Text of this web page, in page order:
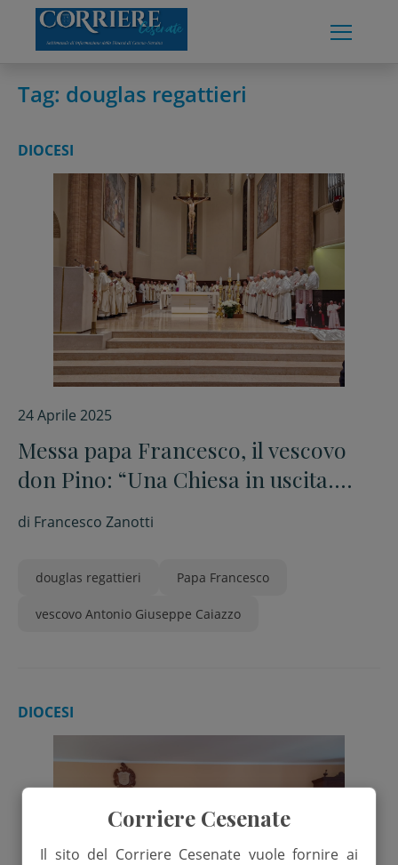
content
Tag: douglas regattieri
DIOCESI
24 Aprile 2025
Messa papa Francesco, il vescovo
don Pino: “Una Chiesa in uscita.
Questo ci ha insegnato Bergoglio”
di Francesco Zanotti
douglas regattieri Papa Francesco
vescovo Antonio Giuseppe Caiazzo
DIOCESI
Corriere Cesenate
Il sito del Corriere Cesenate vuole fornire ai